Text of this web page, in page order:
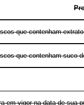
que contenham
que contenham suco
em vigor na data de sua